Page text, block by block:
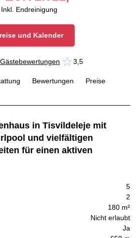
Inkl. Endreinigung
und Kalender
3,5
Bewertungen
Preise
in Tisvildeleje mit
und vielfältigen
für einen aktiven
5
2
180 m²
Nicht erlaubt
Ja